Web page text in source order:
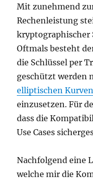
Mit zunehmend
Rechenleistung
kryptographischer
Oftmals besteht
die Schlüssel per
geschützt werden
elliptischen Kurven
einzusetzen. Für
dass die
Use Cases
Nachfolgend eine
welche mir die